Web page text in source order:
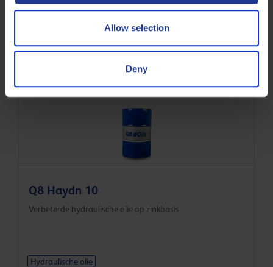
Allow selection
Deny
Q8 Heller 15
Verbeterde hydraulische olie op zinkbasis met hoge
viscositeitsindex
Hydraulische olie
Q8 Haydn 10
Verbeterde hydraulische olie op zinkbasis
Hydraulische olie